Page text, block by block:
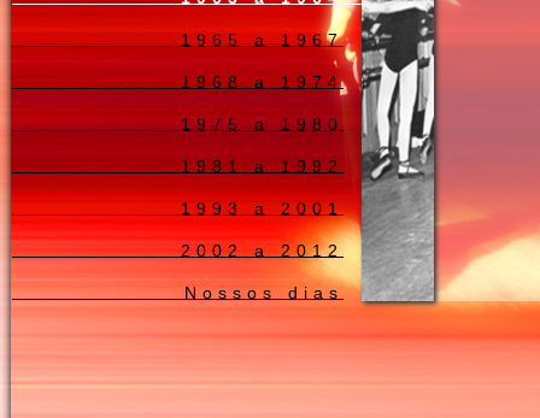
1965 a 1967
1968 a 1974
1975 a 1980
1981 a 1992
1993 a 2001
2002 a 2012
Nossos dias